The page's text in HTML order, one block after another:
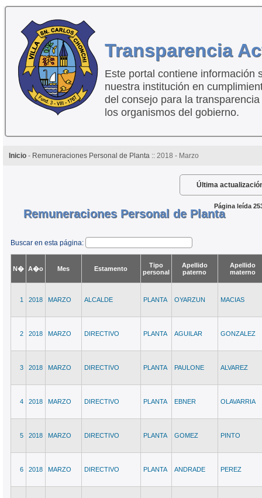
Transparencia
Este portal contiene información
nuestra institución en
del consejo para la
los organismos del gobierno.
Inicio- Remuneraciones Personal de Planta:: 2018 - Marzo
Última
Página leída
Remuneraciones Personal de Planta
Buscar en esta página:
N� A�o Mes Estamento
Tipo
personal
Apellido
paterno
Apellido
materno
1 2018 MARZO ALCALDE PLANTA OYARZUN MACIAS
2 2018 MARZO DIRECTIVO PLANTA AGUILAR GONZALEZ
3 2018 MARZO DIRECTIVO PLANTA PAULONE ALVAREZ
4 2018 MARZO DIRECTIVO PLANTA EBNER OLAVARRIA
5 2018 MARZO DIRECTIVO PLANTA GOMEZ PINTO
6 2018 MARZO DIRECTIVO PLANTA ANDRADE PEREZ